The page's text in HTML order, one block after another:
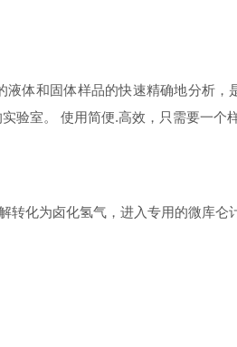
体和固体样品的快速精确地分析
室。 使用简便.高效，只需要一个
化为卤化氢气，进入专用的微库仑